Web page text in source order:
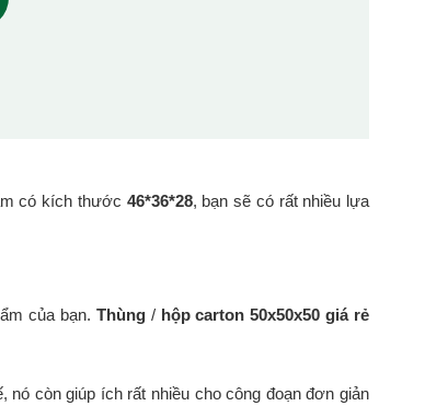
có kích thước 46*36*28, bạn sẽ có rất nhiều lựa
của bạn. Thùng /hộp carton 50x50x50 giá rẻ
nó còn giúp ích rất nhiều cho công đoạn đơn giản